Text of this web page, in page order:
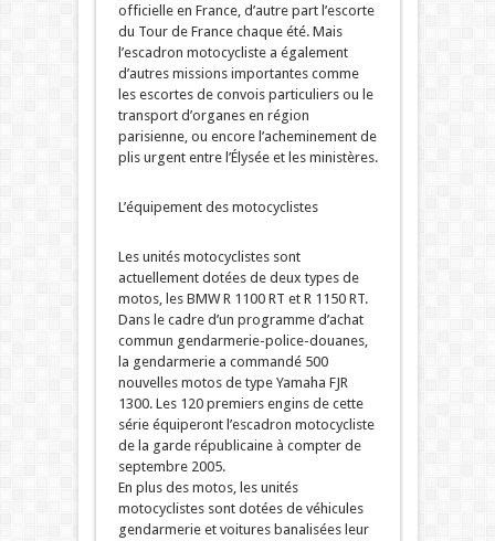
officielle en France, d’autre part l’escorte
du Tour de France chaque été. Mais
l’escadron motocycliste a également
d’autres missions importantes comme
les escortes de convois particuliers ou le
transport d’organes en région
parisienne, ou encore l’acheminement de
plis urgent entre l’Élysée et les ministères.
L’équipement des motocyclistes
Les unités motocyclistes sont
actuellement dotées de deux types de
motos, les BMW R 1100 RT et R 1150 RT.
Dans le cadre d’un programme d’achat
commun gendarmerie-police-douanes,
la gendarmerie a commandé 500
nouvelles motos de type Yamaha FJR
1300. Les 120 premiers engins de cette
série équiperont l’escadron motocycliste
de la garde républicaine à compter de
septembre 2005.
En plus des motos, les unités
motocyclistes sont dotées de véhicules
gendarmerie et voitures banalisées leur